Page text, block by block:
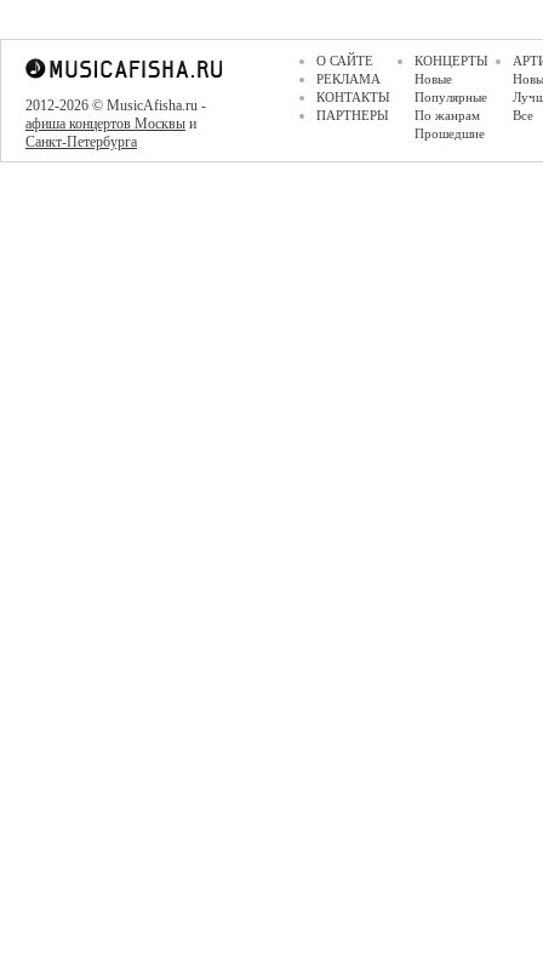
2012-2026 © MusicAfisha.ru -
афиша концертов Москвы и
Санкт-Петербурга
О САЙТЕ
РЕКЛАМА
КОНТАКТЫ
ПАРТНЕРЫ
КОНЦЕРТЫ
Новые
Популярные
По жанрам
Прошедшие
Все